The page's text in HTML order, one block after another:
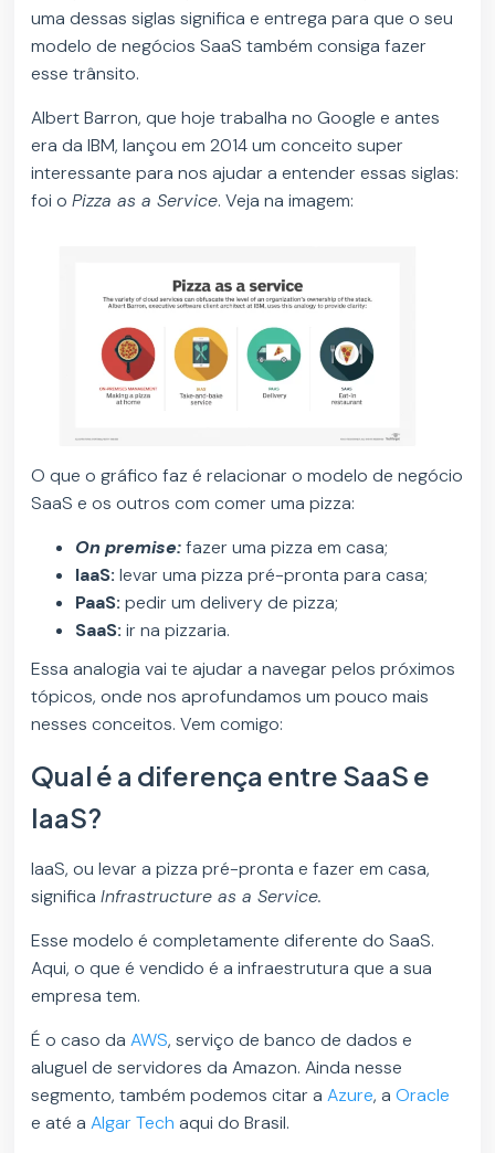
uma dessas siglas significa e entrega para que o seu
modelo de negócios SaaS também consiga fazer
esse trânsito.
Albert Barron, que hoje trabalha no Google e antes
era da IBM, lançou em 2014 um conceito super
interessante para nos ajudar a entender essas siglas:
foi oPizza as a Service. Veja na imagem:
O que o gráfico faz é relacionar o modelo de negócio
SaaS e os outros com comer uma pizza:
On premise:fazer uma pizza em casa;
IaaS:levar uma pizza pré-pronta para casa;
PaaS:pedir um delivery de pizza;
SaaS:ir na pizzaria.
Essa analogia vai te ajudar a navegar pelos próximos
tópicos, onde nos aprofundamos um pouco mais
nesses conceitos. Vem comigo:
Qual é a diferença entre SaaS e
IaaS?
IaaS, ou levar a pizza pré-pronta e fazer em casa,
significaInfrastructure as a Service.
Esse modelo é completamente diferente do SaaS.
Aqui, o que é vendido é a infraestrutura que a sua
empresa tem.
É o caso daAWS, serviço de banco de dados e
aluguel de servidores da Amazon. Ainda nesse
segmento, também podemos citar aAzure, aOracle
e até aAlgar Tech aqui do Brasil.